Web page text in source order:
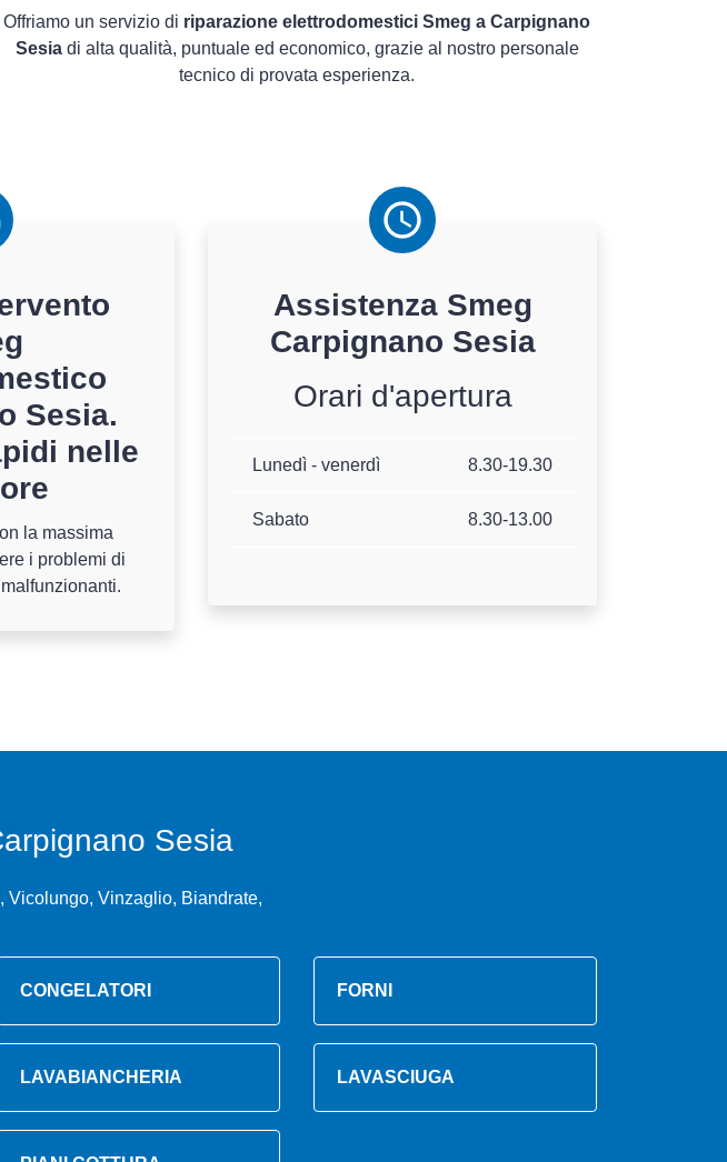
Offriamo un servizio di riparazione elettrodomestici Smeg a Carpignano
Sesiadi alta qualità, puntuale ed economico, grazie al nostro personale
tecnico di provata esperienza.
Sesia.
nelle
la massima
i problemi di
malfunzionanti.
Assistenza Smeg
Carpignano Sesia
Orari d'apertura
Lunedì - venerdì 8.30-19.30
Sabato 8.30-13.00
Sesia
Vinzaglio, Biandrate,
CONGELATORI FORNI
LAVABIANCHERIA LAVASCIUGA